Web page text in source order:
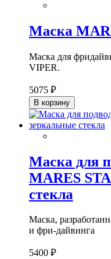
Маска
Маска для
VIPER.
5075 ₽
В корзину
Маска для
MARES
стекла
Маска,
и фри-дайвинга
5400 ₽